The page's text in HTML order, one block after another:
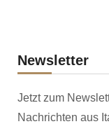
Newsletter
Jetzt zum
Nachrichten aus